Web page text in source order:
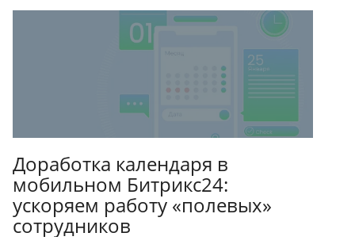
Доработка календаря в
мобильном Битрикс24:
ускоряем работу «полевых»
сотрудников